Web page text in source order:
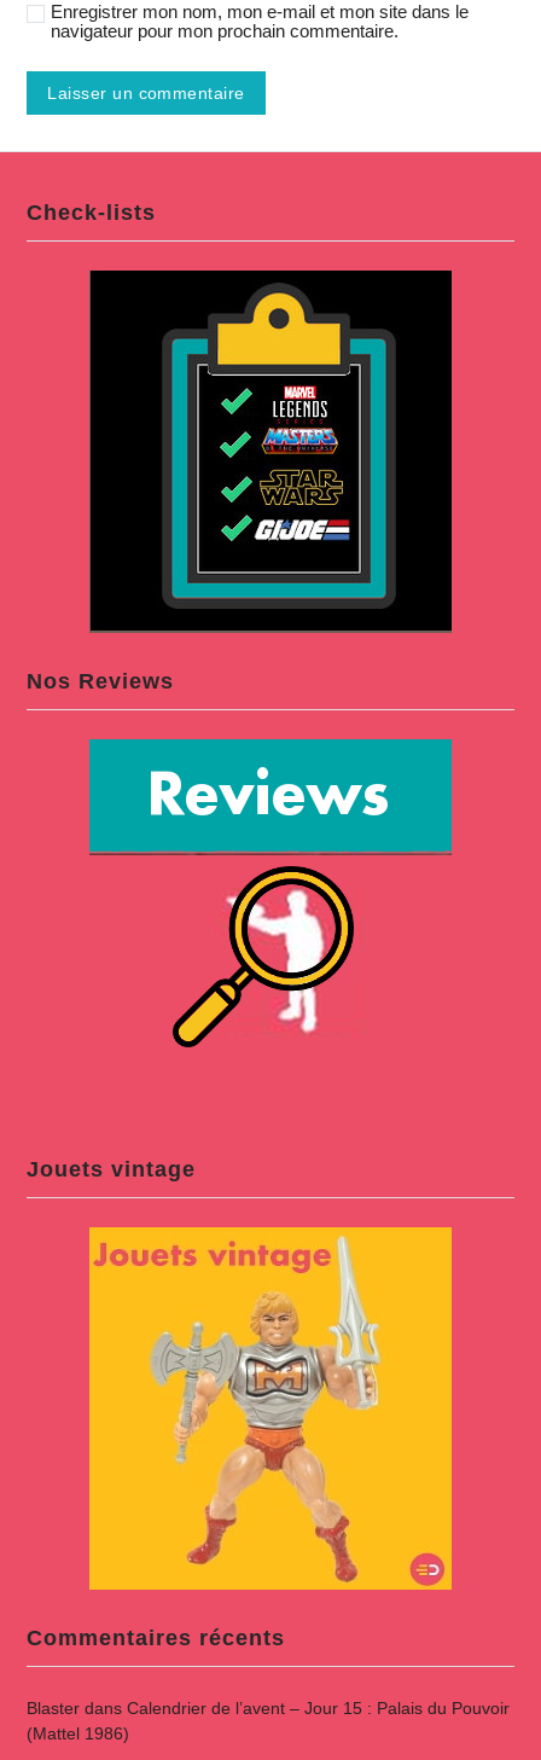
Enregistrer mon nom, mon e-mail et mon site dans le
navigateur pour mon prochain commentaire.
Check-lists
Nos Reviews
Jouets vintage
Commentaires récents
Blasterdans Calendrier de l’avent – Jour 15 : Palais du Pouvoir
(Mattel 1986)